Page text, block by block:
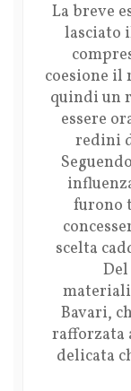
La breve
lasciato
coesione il
quindi un
essere
redini
furono
scelta
Bavari,
rafforzata
delicata